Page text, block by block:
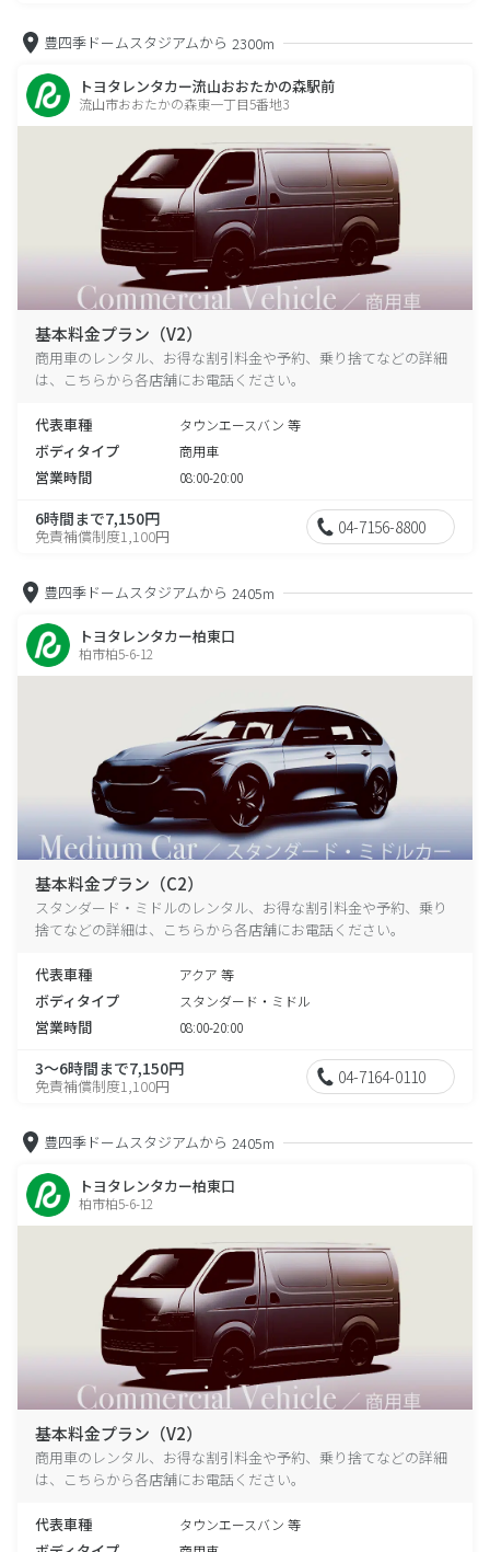
豊四季ドームスタジアムから 2300m
トヨタレンタカー流山おおたかの森駅前
流山市おおたかの森東一丁目5番地3
基本料金プラン（V2）
商用車のレンタル、お得な割引料金や予約、乗り捨てなどの詳細
は、こちらから各店舗にお電話ください。
代表車種 タウンエースバン 等
ボディタイプ 商用車
営業時間 08:00-20:00
6時間まで7,150円
免責補償制度1,100円 04-7156-8800
豊四季ドームスタジアムから 2405m
トヨタレンタカー柏東口
柏市柏5-6-12
基本料金プラン（C2）
スタンダード・ミドルのレンタル、お得な割引料金や予約、乗り
捨てなどの詳細は、こちらから各店舗にお電話ください。
代表車種 アクア 等
ボディタイプ スタンダード・ミドル
営業時間 08:00-20:00
3～6時間まで7,150円
免責補償制度1,100円 04-7164-0110
豊四季ドームスタジアムから 2405m
トヨタレンタカー柏東口
柏市柏5-6-12
基本料金プラン（V2）
商用車のレンタル、お得な割引料金や予約、乗り捨てなどの詳細
は、こちらから各店舗にお電話ください。
代表車種 タウンエースバン 等